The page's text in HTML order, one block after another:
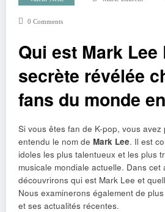
0 Comments
Qui est Mark
secrète révélée
fans du monde
Si vous êtes fan de K-pop, vous avez
entendu le nom de Mark Lee. Il est
idoles les plus talentueux et les plus
musicale mondiale actuelle. Dans cet
découvrirons qui est Mark Lee et
Nous examinerons également de
et ses actualités récentes.